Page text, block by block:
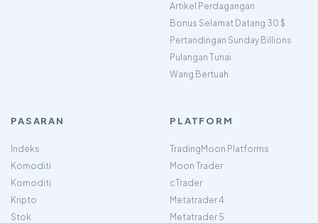
Artikel Perdagangan
Bonus Selamat Datang 30 $
Pertandingan Sunday Billions
Pulangan Tunai
Wang Bertuah
PASARAN
Indeks
Komoditi
Komoditi
Kripto
Stok
PLATFORM
TradingMoon Platforms
Moon Trader
cTrader
Metatrader 4
Metatrader 5